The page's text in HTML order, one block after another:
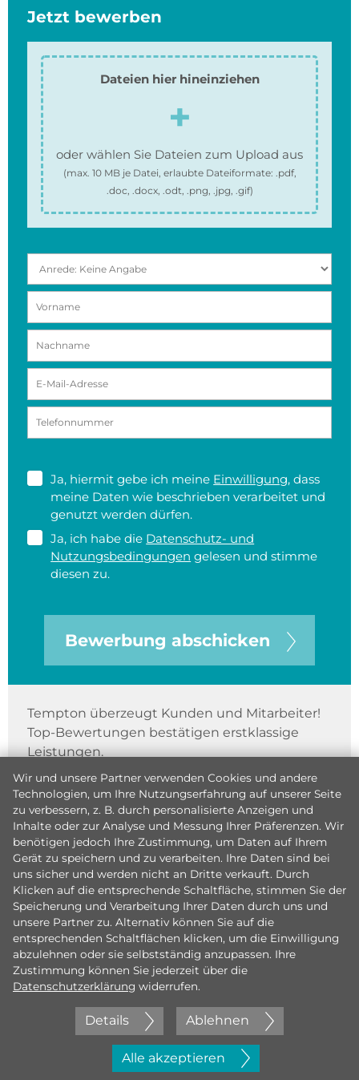
Jetzt bewerben
Dateien hier hineinziehen
oder wählen Sie Dateien zum Upload aus
(max. 10 MBje Datei, erlaubte Dateiformate: .pdf,
.doc, .docx, .odt, .png, .jpg, .gif)
Ja, hiermit gebe ich meine Einwilligung, dass
meine Daten wie beschrieben verarbeitet und
genutzt werden dürfen.
Ja, ich habe die Datenschutz- und
Nutzungsbedingungen gelesen und stimme
diesen zu.
Bewerbung abschicken
Tempton überzeugt Kunden und Mitarbeiter!
Top-Bewertungen bestätigen erstklassige
Leistungen.
Jetzt initiativ bewerben
Wir und unsere Partner verwenden Cookies und andere
Technologien, um Ihre Nutzungserfahrung auf unserer Seite
zu verbessern, z. B. durch personalisierte Anzeigen und
Inhalte oder zur Analyse und Messung Ihrer Präferenzen. Wir
benötigen jedoch Ihre Zustimmung, um Daten auf Ihrem
Gerät zu speichern und zu verarbeiten. Ihre Daten sind bei
uns sicher und werden nicht an Dritte verkauft. Durch
Klicken auf die entsprechende Schaltfläche, stimmen Sie der
Speicherung und Verarbeitung Ihrer Daten durch uns und
unsere Partner zu. Alternativ können Sie auf die
entsprechenden Schaltflächen klicken, um die Einwilligung
abzulehnen oder sie selbstständig anzupassen. Ihre
Zustimmung können Sie jederzeit über die
Datenschutzerklärung widerrufen.
Details Ablehnen
Alle akzeptieren